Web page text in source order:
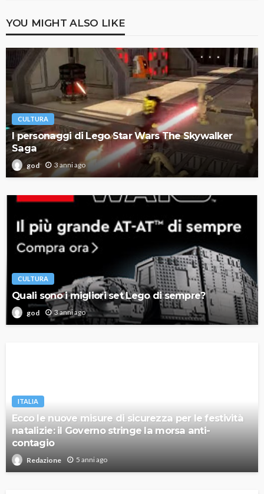
YOU MIGHT ALSO LIKE
CULTURA
I personaggi di Lego Star Wars The Skywalker
Saga
god 3 anni ago
CULTURA
Quali sono i migliori set Lego di sempre?
god 3 anni ago
ITALIA
Ecco le nuove misure di sicurezza per le festività
natalizie: il Governo stringe la morsa anti-
contagio
Redazione 5 anni ago